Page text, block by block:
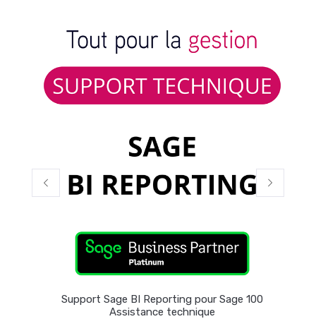
Support Sage BI Reporting pour Sage 100
Assistance technique